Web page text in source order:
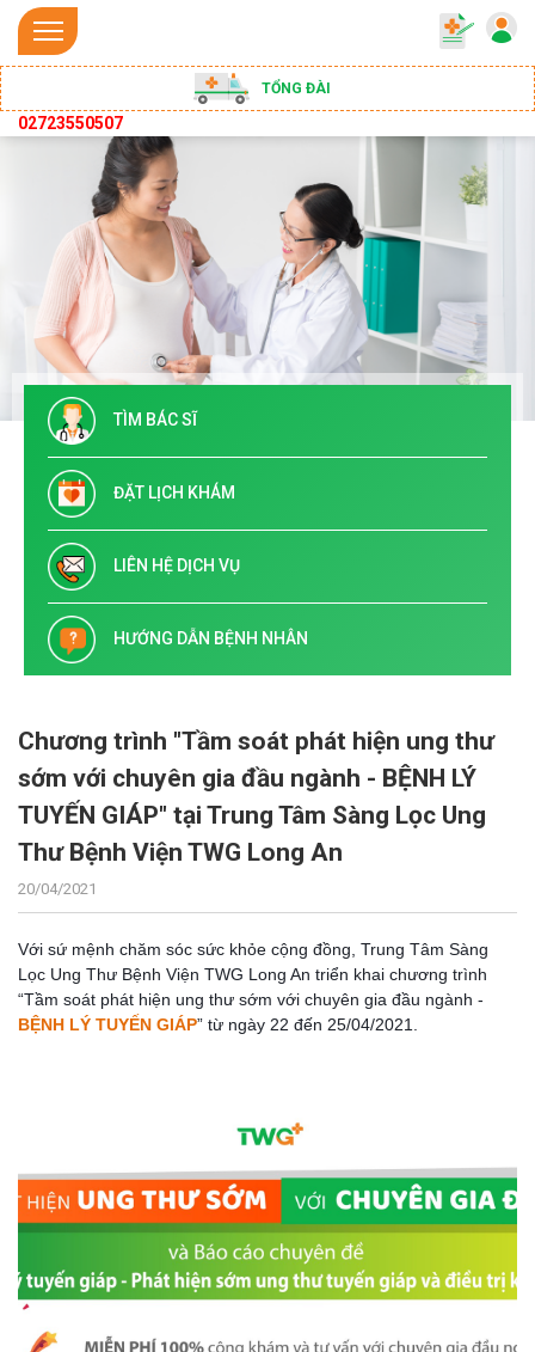
TỔNG ĐÀI
02723550507
TÌM BÁC SĨ
ĐẶT LỊCH KHÁM
LIÊN HỆ DỊCH VỤ
HƯỚNG DẪN BỆNH NHÂN
Chương trình "Tầm soát phát hiện ung thư
sớm với chuyên gia đầu ngành - BỆNH LÝ
TUYẾN GIÁP" tại Trung Tâm Sàng Lọc Ung
Thư Bệnh Viện TWG Long An
20/04/2021
Với sứ mệnh chăm sóc sức khỏe cộng đồng, Trung Tâm Sàng
Lọc Ung Thư Bệnh Viện TWG Long An triển khai chương trình
“Tầm soát phát hiện ung thư sớm với chuyên gia đầu ngành -
BỆNH LÝ TUYẾN GIÁP” từ ngày 22 đến 25/04/2021.